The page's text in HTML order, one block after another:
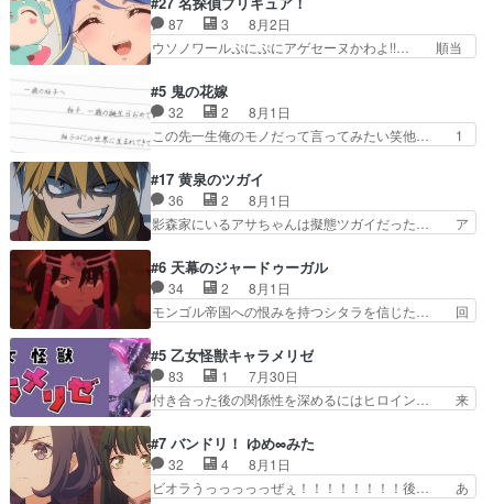
てケーキ食べて、帰りにカメ… ララが働く事での
てんやわんや。働いて大変… 地道に働き人と関わ
る日々の中に愛を見いだ…
んカッケー、色んな意味でwゲームが… 姉から性
的興奮覚えてないよね？なんて言わ… テーマ：引
きこもりの理由感想は、久しぶり… 元ゲーマーな
んの距離感おかしいね(*´… 糸と源ははよ好きお
うとると言わんかい！引… ショウくんと対等に話
すためにゲームをする…
87 3
8月2日
ウソノワールぷにぷにアゲセーヌかわよ!!… 順当
取り戻し正式に探偵事務所で働き始め… ポワロ、
元ネタを解説して原作に誘導するの… くれあさん
の探偵としての初事件にしてちょ… ・急にクイズ
番組が始まったw・妖精ウソノ… るるかの助手だ
の！？クレアさん探偵すぎ… 突然のポアロクイズ
は草なんよ。んで、あん… 今回からついにくれあ
が探偵事務所の仲間に…
#5 鬼の花嫁
32 2
8月1日
この先一生俺のモノだって言ってみたい笑他… 1
さん柚子に18年分の誕生日プレゼント… 柚子は
鬼龍院家から初めて学校に通う事にな… プレゼン
ト攻撃ヤバすぎるwwwヴァイオレ… 玲夜さまサ
プライズの、これまでの柚子ちゃ… 玲夜から柚子
んへ…もう中学生な… 梅原の人が18歳になるま
での誕生プレゼン… なよなよした男（cv石田彰）
梅ちゃんがた…
#17 黄泉のツガイ
36 2
8月1日
影森家にいるアサちゃんは擬態ツガイだった… ア
にアサはいなかった逆にガブちゃんはい… 影森の
当主が際限なくツガイを増やせるのに… 今回はも
うガブちゃんさんの悲鳴にも似た怒… ユルと戦っ
た時から伏線が張られていたのが… しかしアサ
い筈のガブちゃん、アキオの… 色々とひっかけが
あって、最終的に嫌な終わ… ゴンゾウが従える大
量のツガイに何事かと思…
#6 天幕のジャードゥーガル
34 2
8月1日
モンゴル帝国への恨みを持つシタラを信じた… 回
タイの妃になってもその心は晴れず、モ… ドレゲ
ネの過去、宝石だった彼女が人になり… ドレゲネ
の過去、、辛かった、、あのジャタ… 年上旦那が
良い人でも、女は宝石でただ笑っ… ダイルの儀式
過去には同情の言葉しか…シ… 奥様に悲しい過
去…萌え袖が可愛いね、と思… ドレゲネとシタ
ラ、2人だけの同盟が結成さ…
#5 乙女怪獣キャラメリゼ
83 1
7月30日
付き合った後の関係性を深めるにはヒロイン… 来
とメスってて何この可愛い生物。クラス… 付き合
い始めたら始めたでまた違った悩みが… と一歩ず
つ踏み出す黒絵ちゃん微笑ま新汰の… ツインテー
ルが可愛いお茶目な妹ちゃんです… しかも過去も
#7 バンドリ！ ゆめ∞みた
32 4
8月1日
ビオラうっっっっっぜぇ！！！！！！！！後… あ